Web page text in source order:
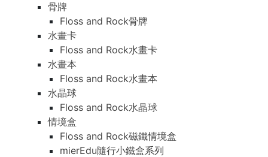
骨牌
Floss and Rock骨牌
水畫卡
Floss and Rock水畫卡
水畫本
Floss and Rock水畫本
水晶球
Floss and Rock水晶球
情境盒
Floss and Rock磁鐵情境盒
mierEdu隨行小鐵盒系列